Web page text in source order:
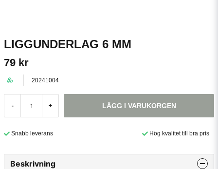
LIGGUNDERLAG 6 MM
79 kr
20241004
- + LÄGG I VARUKORGEN
Snabb leverans Hög kvalitet till bra pris
Beskrivning